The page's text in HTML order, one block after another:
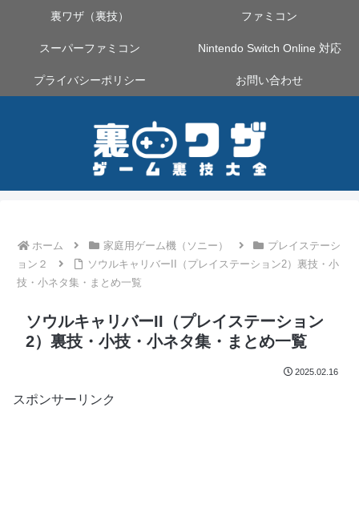
裏ワザ（裏技） ファミコン
スーパーファミコン Nintendo Switch Online 対応
プライバシーポリシー お問い合わせ
ホーム 家庭用ゲーム機（ソニー）
プレイステーシ
ョン２
ソウルキャリバーII（プレイステーション2）裏技・小
技・小ネタ集・まとめ一覧
ソウルキャリバーII（プレイステーション
2）裏技・小技・小ネタ集・まとめ一覧
2025.02.16
スポンサーリンク